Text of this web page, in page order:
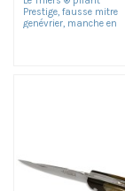
Prestige, fausse mitre
genévrier, manche en